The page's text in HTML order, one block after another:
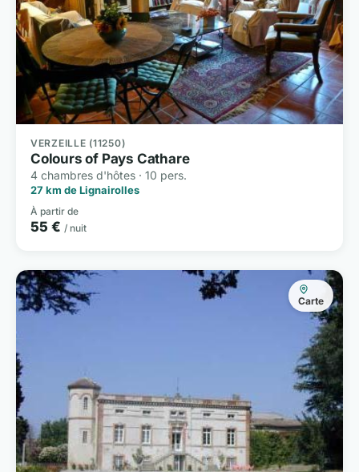
VERZEILLE (11250)
Colours of Pays Cathare
4 chambres d'hôtes · 10 pers.
27 km de Lignairolles
À partir de
55 € / nuit
Carte